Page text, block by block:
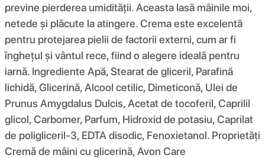
previne pierderea umidității. Aceasta lasă mâinile moi,
netede și plăcute la atingere. Crema este excelentă
pentru protejarea pielii de factorii externi, cum ar fi
înghețul și vântul rece, fiind o alegere ideală pentru
iarnă. Ingrediente Apă, Stearat de gliceril, Parafină
lichidă, Glicerină, Alcool cetilic, Dimeticonă, Ulei de
Prunus Amygdalus Dulcis, Acetat de tocoferil, Caprilil
glicol, Carbomer, Parfum, Hidroxid de potasiu, Caprilat
de poligliceril-3, EDTA disodic, Fenoxietanol. Proprietăți
Cremă de mâini cu glicerină, Avon Care